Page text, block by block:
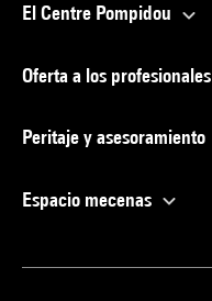
El Centre Pompidou
Oferta a los profesionales
Peritaje y asesoramiento
Espacio mecenas